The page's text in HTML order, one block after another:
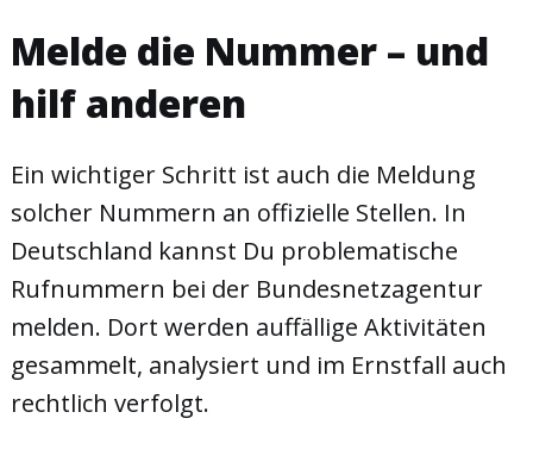
Melde die Nummer – und
hilf anderen
Ein wichtiger Schritt ist auch die Meldung
solcher Nummern an offizielle Stellen. In
Deutschland kannst Du problematische
Rufnummern bei der Bundesnetzagentur
melden. Dort werden auffällige Aktivitäten
gesammelt, analysiert und im Ernstfall auch
rechtlich verfolgt.